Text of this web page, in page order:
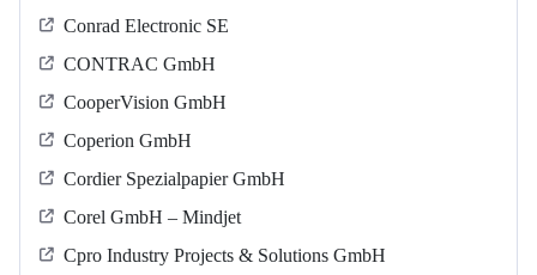
Conrad Electronic SE
CONTRAC GmbH
CooperVision GmbH
Coperion GmbH
Cordier Spezialpapier GmbH
Corel GmbH – Mindjet
Cpro Industry Projects & Solutions GmbH